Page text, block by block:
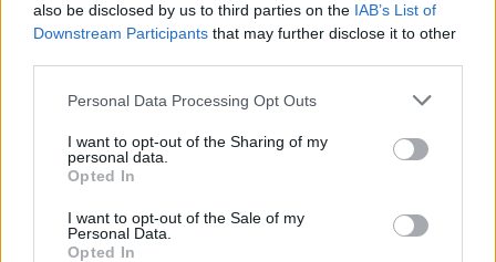
also be disclosed by us to third parties on the IAB’s List of
Downstream Participants that may further disclose it to other
Personal Data Processing Opt Outs
I want to opt-out of the Sharing of my
personal data.
Opted In
I want to opt-out of the Sale of my
Personal Data.
Opted In
Info
Tietosuojalauseke
Mediatiedot
RSS-ohje
Yhteistyössä
Jocka
Päivän Lehti
Lifestyle Viihde